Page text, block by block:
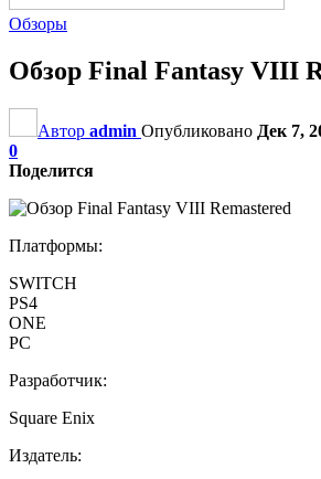
Обзоры
Обзор Final Fantasy VIII
Автор admin Опубликовано Дек 7,
0
Поделится
Платформы:
SWITCH
PS4
ONE
PC
Разработчик:
Square Enix
Издатель: